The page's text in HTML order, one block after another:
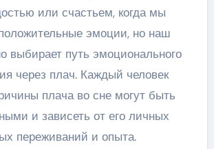
или счастьем, когда мы
эмоции, но наш
выбирает путь эмоционального
через плач. Каждый человек
плача во сне могут быть
и зависеть от его личных
переживаний и опыта.